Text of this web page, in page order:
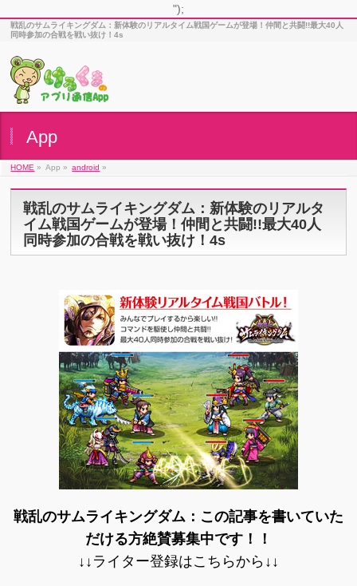
");
戦乱のサムライキングダム：新体験のリアルタイム戦国ゲームが登場！仲間と共闘!!最大40人
同時参加の合戦を戦い抜け！4s
App
HOME » App » android »
戦乱のサムライキングダム：新体験のリアルタ
イム戦国ゲームが登場！仲間と共闘!!最大40人
同時参加の合戦を戦い抜け！4s
戦乱のサムライキングダム：この記事を書いていた
だける方絶賛募集中です！！
↓↓ライター登録はこちらから↓↓